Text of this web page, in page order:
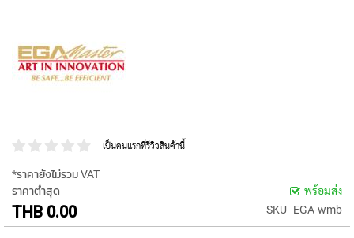
P
I
A
S
Y
A
เป็นคนแรกที่รีวิวสินค้านี้
ราคาต่ำสุด
THB 0.00
*ราคายังไม่รวม VAT
พร้อมส่ง
SKU EGA-wmb